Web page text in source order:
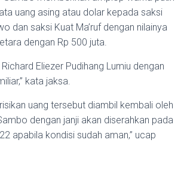
uang asing atau dolar kepada saksi
dan saksi Kuat Ma’ruf dengan nilainya
dengan Rp 500 juta.
Eliezer Pudihang Lumiu dengan
kata jaksa.
uang tersebut diambil kembali oleh
dengan janji akan diserahkan pada
apabila kondisi sudah aman,” ucap